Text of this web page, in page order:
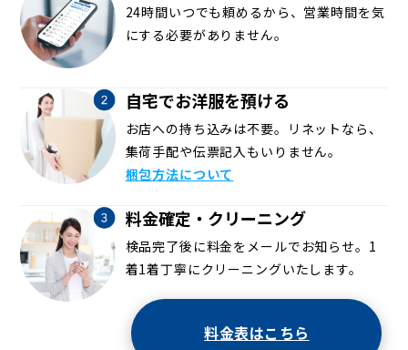
24時間いつでも頼めるから、営業時間を気
にする必要がありません。
自宅でお洋服を預ける
お店への持ち込みは不要。リネットなら、
集荷手配や伝票記入もいりません。
梱包方法について
料金確定・クリーニング
検品完了後に料金をメールでお知らせ。1
着1着丁寧にクリーニングいたします。
料金表はこちら